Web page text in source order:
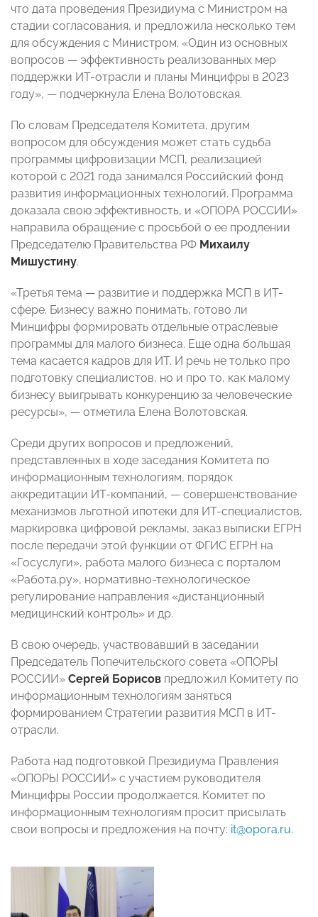
что дата проведения Президиума с Министром на
стадии согласования, и предложила несколько тем
для обсуждения с Министром. «Один из основных
вопросов — эффективность реализованных мер
поддержки ИТ-отрасли и планы Минцифры в 2023
году», — подчеркнула Елена Волотовская.
По словам Председателя Комитета, другим
вопросом для обсуждения может стать судьба
программы цифровизации МСП, реализацией
которой с 2021 года занимался Российский фонд
развития информационных технологий. Программа
доказала свою эффективность, и «ОПОРА РОССИИ»
направила обращение с просьбой о ее продлении
Председателю Правительства РФ Михаилу
Мишустину.
«Третья тема — развитие и поддержка МСП в ИТ-
сфере. Бизнесу важно понимать, готово ли
Минцифры формировать отдельные отраслевые
программы для малого бизнеса. Еще одна большая
тема касается кадров для ИТ. И речь не только про
подготовку специалистов, но и про то, как малому
бизнесу выигрывать конкуренцию за человеческие
ресурсы», — отметила Елена Волотовская.
Среди других вопросов и предложений,
представленных в ходе заседания Комитета по
информационным технологиям, порядок
аккредитации ИТ-компаний, — совершенствование
механизмов льготной ипотеки для ИТ-специалистов,
маркировка цифровой рекламы, заказ выписки ЕГРН
после передачи этой функции от ФГИС ЕГРН на
«Госуслуги», работа малого бизнеса с порталом
«Работа.ру», нормативно-технологическое
регулирование направления «дистанционный
медицинский контроль» и др.
В свою очередь, участвовавший в заседании
Председатель Попечительского совета «ОПОРЫ
РОССИИ» Сергей Борисов предложил Комитету по
информационным технологиям заняться
формированием Стратегии развития МСП в ИТ-
отрасли.
Работа над подготовкой Президиума Правления
«ОПОРЫ РОССИИ» с участием руководителя
Минцифры России продолжается. Комитет по
информационным технологиям просит присылать
свои вопросы и предложения на почту: it@opora.ru.